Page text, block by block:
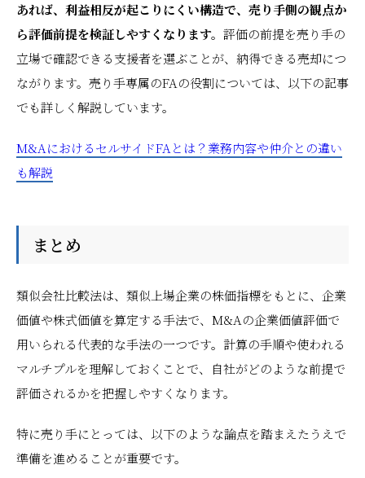
あれば、利益相反が起こりにくい構造で、売り手側の観点か
ら評価前提を検証しやすくなります。 評価の前提を売り手の
立場で確認できる支援者を選ぶことが、納得できる売却につ
ながります。売り手専属のFAの役割については、以下の記事
でも詳しく解説しています。
M&AにおけるセルサイドFAとは？業務内容や仲介との違い
も解説
まとめ
類似会社比較法は、類似上場企業の株価指標をもとに、企業
価値や株式価値を算定する手法で、M&Aの企業価値評価で
用いられる代表的な手法の一つです。計算の手順や使われる
マルチプルを理解しておくことで、自社がどのような前提で
評価されるかを把握しやすくなります。
特に売り手にとっては、以下のような論点を踏まえたうえで
準備を進めることが重要です。